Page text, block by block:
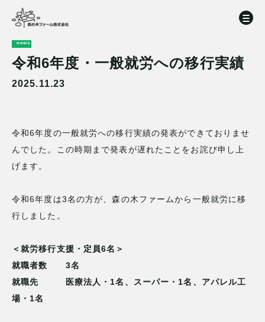
news
令和6年度・一般就労への移行実績
2025.11.23
令和6年度の一般就労への移行実績の発表ができておりませ
んでした。この時期まで発表が遅れたことをお詫び申し上
げます。
令和6年度は3名の方が、森の木ファームから一般就労に移
行しました。
＜就労移行支援・定員6名＞
就職者数 3名
就職先 医療法人・1名、スーパー・1名、アパレル工
場・1名